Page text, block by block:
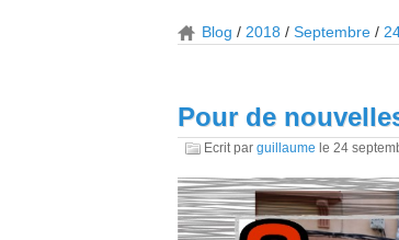
Blog 2018 Septembre
Pour de
Ecrit par guillaume le 24